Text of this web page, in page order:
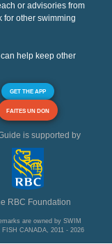
or advisories from
for other swimming
help keep other
GET THE APP
FAITES UN DON
is supported by
RBC Foundation
are owned by SWIM
CANADA, 2011 - 2026